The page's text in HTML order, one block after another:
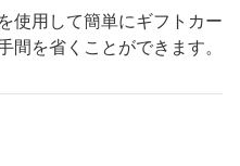
使用して簡単にギフトカー
間を省くことができます。